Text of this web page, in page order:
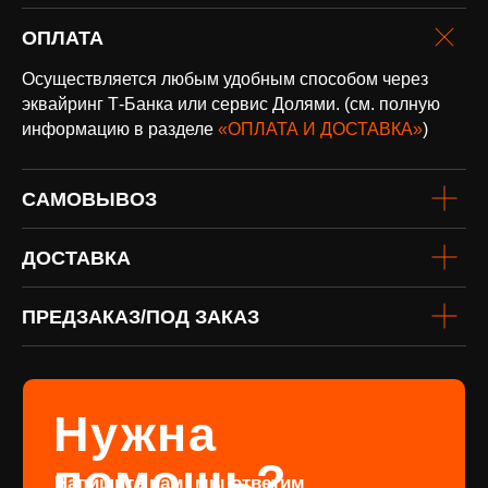
ОПЛАТА
Осуществляется любым удобным способом через
эквайринг Т-Банка или сервис Долями. (см. полную
информацию в разделе «ОПЛАТА И ДОСТАВКА»)
САМОВЫВОЗ
ДОСТАВКА
ПРЕДЗАКАЗ/ПОД ЗАКАЗ
Перейти
оформить предзаказ определённого
издания, заполните форму
оплата и
доставка
Подробнее
Доставка по всей России и странам
СНГ